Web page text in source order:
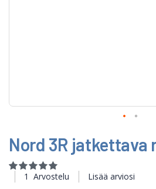
to
the
beginning
of
the
Nord 3R jatkettava
Rating:
100
100
1 Arvostelu Lisää arviosi